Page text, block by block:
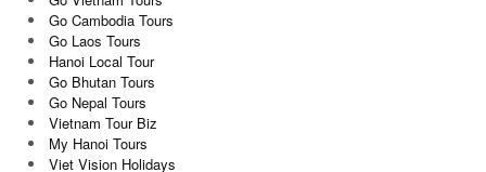
Go Cambodia Tours
Go Laos Tours
Hanoi Local Tour
Go Bhutan Tours
Go Nepal Tours
Vietnam Tour Biz
My Hanoi Tours
Viet Vision Holidays